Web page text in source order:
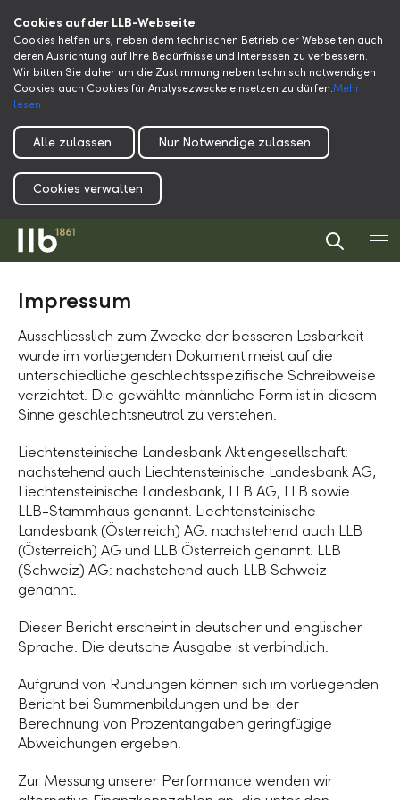
Cookies auf der LLB-Webseite
Cookies helfen uns, neben dem technischen Betrieb der Webseiten auch
deren Ausrichtung auf Ihre Bedürfnisse und Interessen zu verbessern.
Wir bitten Sie daher um die Zustimmung neben technisch notwendigen
Cookies auch Cookies für Analysezwecke einsetzen zu dürfen.Mehr
lesen
Alle zulassen Nur Notwendige zulassen
Cookies verwalten
Impressum
Ausschliesslich zum Zwecke der besseren Lesbarkeit
wurde im vorliegenden Dokument meist auf die
unterschiedliche geschlechtsspezifische Schreibweise
verzichtet. Die gewählte männliche Form ist in diesem
Sinne geschlechtsneutral zu verstehen.
Liechtensteinische Landesbank Aktiengesellschaft:
nachstehend auch Liechtensteinische Landesbank AG,
Liechtensteinische Landesbank, LLB AG, LLB sowie
LLB-Stammhaus genannt. Liechtensteinische
Landesbank (Österreich) AG: nachstehend auch LLB
(Österreich) AG und LLB Österreich genannt. LLB
(Schweiz) AG: nachstehend auch LLB Schweiz
genannt.
Dieser Bericht erscheint in deutscher und englischer
Sprache. Die deutsche Ausgabe ist verbindlich.
Aufgrund von Rundungen können sich im vorliegenden
Bericht bei Summenbildungen und bei der
Berechnung von Prozentangaben geringfügige
Abweichungen ergeben.
Zur Messung unserer Performance wenden wir